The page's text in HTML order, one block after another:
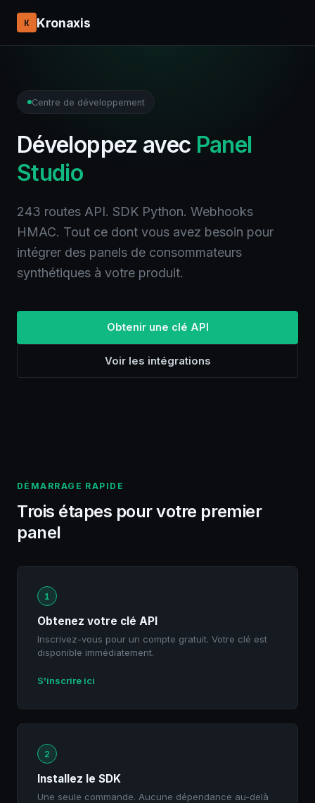
K Kronaxis
Centre de développement
Développez avec Panel
Studio
243 routes API. SDK Python. Webhooks
HMAC. Tout ce dont vous avez besoin pour
intégrer des panels de consommateurs
synthétiques à votre produit.
Obtenir une clé API
Voir les intégrations
DÉMARRAGE RAPIDE
Trois étapes pour votre premier
panel
1
Obtenez votre clé API
Inscrivez-vous pour un compte gratuit. Votre clé est
disponible immédiatement.
S'inscrire ici
2
Installez le SDK
Une seule commande. Aucune dépendance au-delà